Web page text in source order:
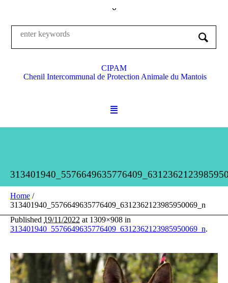
CIPAM
Chenil Intercommunal de Protection Animale du Mantois
Home /
313401940_5576649635776409_6312362123985950069_n
Published 19/11/2022 at 1309×908 in
313401940_5576649635776409_6312362123985950069_n.